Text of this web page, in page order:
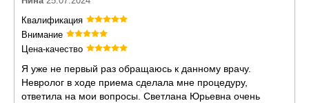
Квалификация
Внимание
Цена-качество
Я уже не первый раз обращаюсь к данному врачу.
Невролог в ходе приема сделала мне процедуру,
ответила на мои вопросы. Светлана Юрьевна очень